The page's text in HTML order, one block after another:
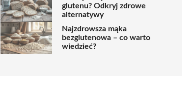
glutenu? Odkryj zdrowe
alternatywy
Najzdrowsza mąka
bezglutenowa – co warto
wiedzieć?